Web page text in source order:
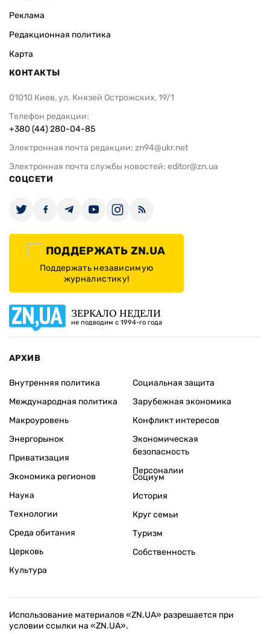
Реклама
Редакционная политика
Карта
КОНТАКТЫ
01010 Киев, ул. Князей Острожских, 19/1
Телефон редакции:
+380 (44) 280-04-85
Электронная почта редакции: zn94@ukr.net
Электронная почта службы новостей: editor@zn.ua
СОЦСЕТИ
ПОДДЕРЖАТЬ ZN.UA
Поддержать независимую
журналистику!
ЗЕРКАЛО НЕДЕЛИ
не подводим с 1994-го года
АРХИВ
Внутренняя политика
Международная политика
Макроуровень
Энергорынок
Приватизация
Экономика регионов
Социальная защита
Зарубежная экономика
Конфликт интересов
Экономическая
безопасность
Персоналии
Наука
Технологии
Среда обитания
Церковь
Культура
Социум
История
Круг семьи
Туризм
Собственность
Использование материалов «ZN.UA» разрешается при
условии ссылки на «ZN.UA».